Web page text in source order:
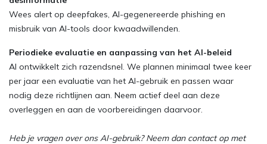
Wees alert op deepfakes, AI-gegenereerde phishing en
misbruik van AI-tools door kwaadwillenden.
Periodieke evaluatie en aanpassing van het AI-beleid
AI ontwikkelt zich razendsnel. We plannen minimaal twee keer
per jaar een evaluatie van het AI-gebruik en passen waar
nodig deze richtlijnen aan. Neem actief deel aan deze
overleggen en aan de voorbereidingen daarvoor.
Heb je vragen over ons AI-gebruik? Neem dan contact op met